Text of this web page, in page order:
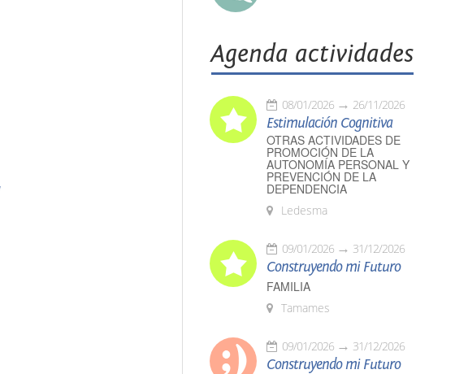
Agenda actividades
08/01/2026 26/11/2026
Estimulación Cognitiva
OTRAS ACTIVIDADES DE
PROMOCIÓN DE LA
AUTONOMÍA PERSONAL Y
PREVENCIÓN DE LA
DEPENDENCIA
Ledesma
09/01/2026 31/12/2026
Construyendo mi Futuro
FAMILIA
Tamames
09/01/2026 31/12/2026
Construyendo mi Futuro